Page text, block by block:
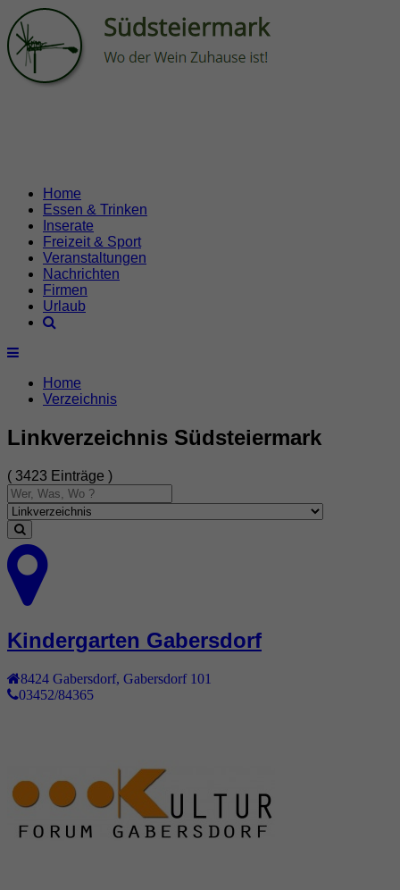
Home
Essen & Trinken
Inserate
Freizeit & Sport
Veranstaltungen
Nachrichten
Firmen
Urlaub
Home
Verzeichnis
Linkverzeichnis Südsteiermark
( 3423 Einträge )
Kindergarten Gabersdorf
8424 Gabersdorf, Gabersdorf 101
03452/84365